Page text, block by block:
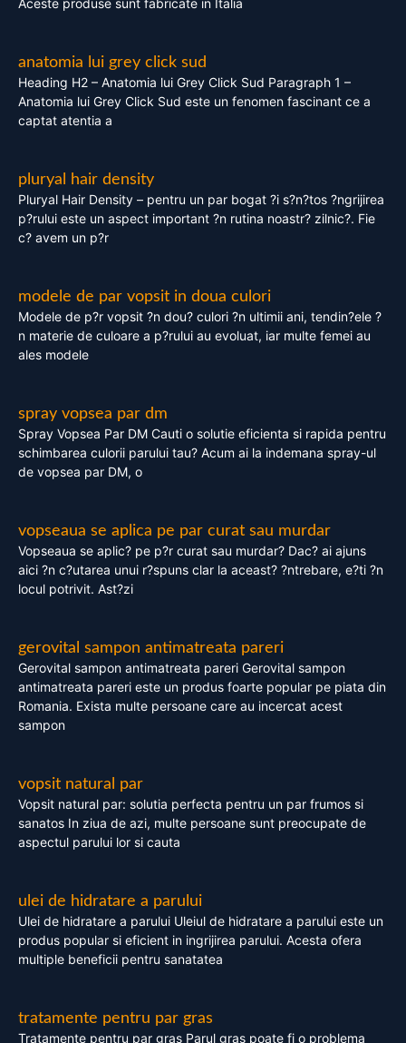
Aceste produse sunt fabricate in Italia
anatomia lui grey click sud
Heading H2 – Anatomia lui Grey Click Sud Paragraph 1 –
Anatomia lui Grey Click Sud este un fenomen fascinant ce a
captat atentia a
pluryal hair density
Pluryal Hair Density – pentru un par bogat ?i s?n?tos ?ngrijirea
p?rului este un aspect important ?n rutina noastr? zilnic?. Fie
c? avem un p?r
modele de par vopsit in doua culori
Modele de p?r vopsit ?n dou? culori ?n ultimii ani, tendin?ele ?
n materie de culoare a p?rului au evoluat, iar multe femei au
ales modele
spray vopsea par dm
Spray Vopsea Par DM Cauti o solutie eficienta si rapida pentru
schimbarea culorii parului tau? Acum ai la indemana spray-ul
de vopsea par DM, o
vopseaua se aplica pe par curat sau murdar
Vopseaua se aplic? pe p?r curat sau murdar? Dac? ai ajuns
aici ?n c?utarea unui r?spuns clar la aceast? ?ntrebare, e?ti ?n
locul potrivit. Ast?zi
gerovital sampon antimatreata pareri
Gerovital sampon antimatreata pareri Gerovital sampon
antimatreata pareri este un produs foarte popular pe piata din
Romania. Exista multe persoane care au incercat acest
sampon
vopsit natural par
Vopsit natural par: solutia perfecta pentru un par frumos si
sanatos In ziua de azi, multe persoane sunt preocupate de
aspectul parului lor si cauta
ulei de hidratare a parului
Ulei de hidratare a parului Uleiul de hidratare a parului este un
produs popular si eficient in ingrijirea parului. Acesta ofera
multiple beneficii pentru sanatatea
tratamente pentru par gras
Tratamente pentru par gras Parul gras poate fi o problema